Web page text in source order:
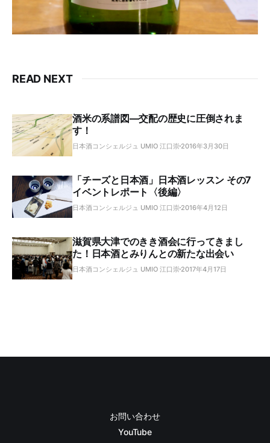
READ NEXT
酒米の系譜図―交配の歴史に圧倒されま
す！
日本酒コンシェルジュ UMIO 江口崇 2016年3月30日
「チーズと日本酒」日本酒レッスン その7
イベントレポート〈後編〉
日本酒コンシェルジュ UMIO 江口崇 2016年4月12日
滋賀県大津でのきき酒会に行ってきまし
た！日本酒とみりんとの新たな出会い
日本酒コンシェルジュ UMIO 江口崇 2017年4月17日
お問い合わせ
YouTube